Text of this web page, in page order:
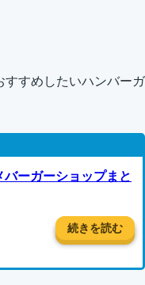
すすめしたいハンバーガ
ーガーショップまと
続きを読む